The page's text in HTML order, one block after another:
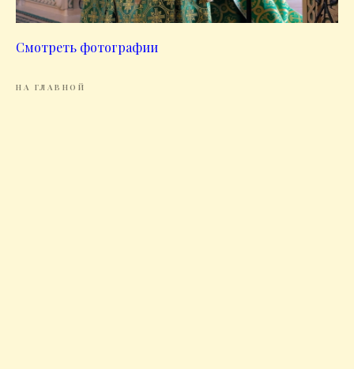
Смотреть фотографии
НА ГЛАВНОЙ